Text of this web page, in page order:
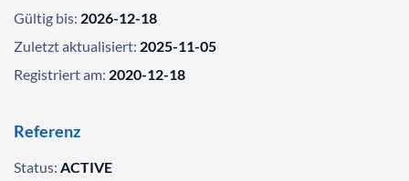
Gültig bis: 2026-12-18
Zuletzt aktualisiert: 2025-11-05
Registriert am: 2020-12-18
Referenz
Status: ACTIVE